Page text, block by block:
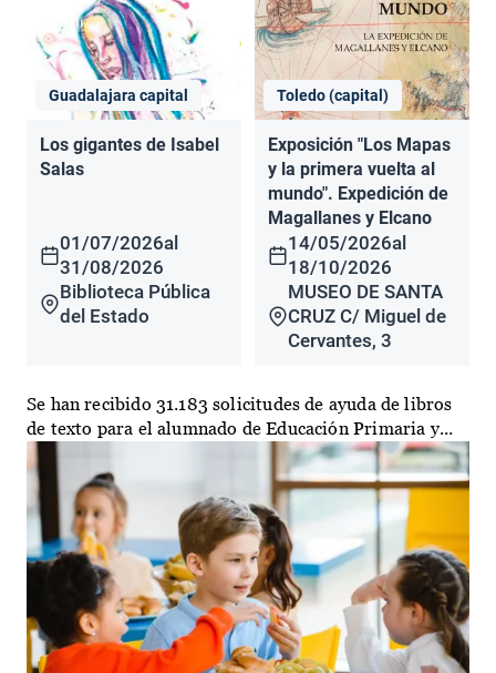
Guadalajara capital
Los gigantes de Isabel
Salas
01/07/2026al
31/08/2026
Biblioteca Pública
del Estado
Toledo (capital)
Exposición "Los Mapas
y la primera vuelta al
mundo". Expedición de
Magallanes y Elcano
14/05/2026al
18/10/2026
MUSEO DE SANTA
CRUZ C/ Miguel de
Cervantes, 3
Se han recibido 31.183 solicitudes de ayuda de libros
de texto para el alumnado de Educación Primaria y...